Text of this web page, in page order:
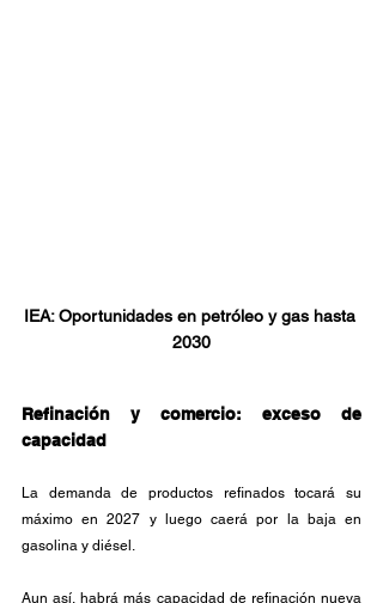
IEA: Oportunidades en petróleo y gas hasta
2030
Refinación y comercio: exceso de
capacidad
La demanda de productos refinados tocará su
máximo en 2027 y luego caerá por la baja en
gasolina y diésel.
Aun así, habrá más capacidad de refinación nueva